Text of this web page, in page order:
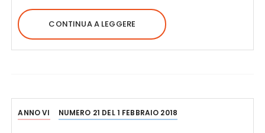
CONTINUA A LEGGERE
ANNO VI NUMERO 21 DEL 1 FEBBRAIO 2018